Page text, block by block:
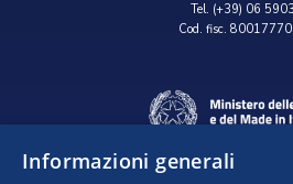
Tel. (+39) 06
Cod. fisc.
Informazioni generali